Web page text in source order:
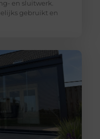
en sluitwerk.
gebruikt en